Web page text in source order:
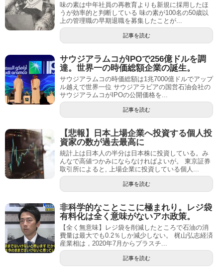
味の素は中年社員の再教育よりも新規に採用したほ
うが効率的と判断している 味の素が100名の50歳以
上の管理職の早期退職を募集したことが...
記事を読む
サウジアラムコがIPOで256億ドルを調
達。世界一の時価総額企業の誕生。
サウジアラムコの時価総額は1兆7000億ドルでアップ
ル越えで世界一位 サウジアラビアの国営石油会社の
サウジアラムコがIPOの公開価格を...
記事を読む
【悲報】日本上場企業へ投資する個人投
資家の数が過去最高に
統計上は日本人の半分は日本株に投資している。み
んなで高値つかみにならなければよいが。 東京証券
取引所によると, 上場企業に投資している個人...
記事を読む
非科学的なことここに極まれり。レジ袋
有料化は全く意味がないアホ政策。
【全く無意味】レジ袋を削減したところで石油の消
費量は最大でも0.2％しか減少しない。 梶山弘志経済
産業相は，2020年7月からプラスチ...
記事を読む